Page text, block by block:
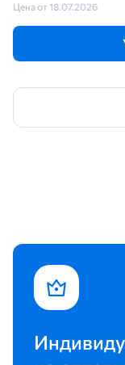
Цена от 18.07.2026